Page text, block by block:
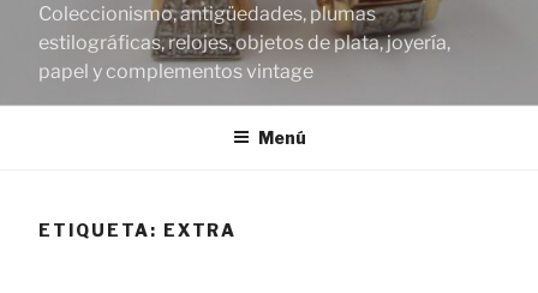
Coleccionismo, antigüedades, plumas
estilográficas, relojes, objetos de plata, joyería,
papel y complementos vintage
Menú
ETIQUETA: EXTRA